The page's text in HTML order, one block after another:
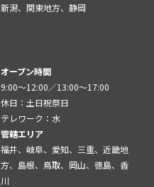
新潟、関東地方、静岡
オープン時間
9:00～12:00／13:00～17:00
休日：土日祝祭日
テレワーク：水
管轄エリア
福井、岐阜、愛知、三重、近畿地
方、島根、鳥取、岡山、徳島、香
川